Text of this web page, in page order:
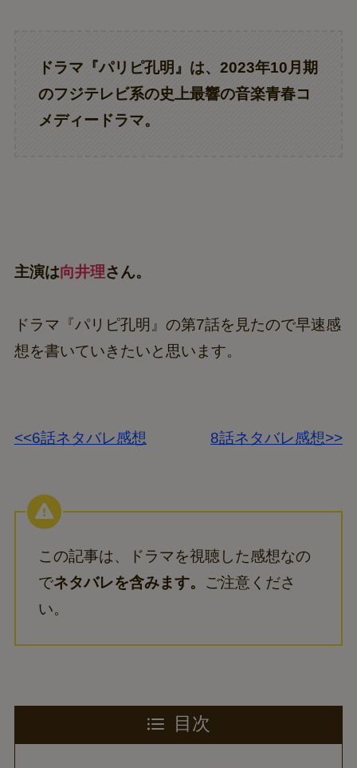
ドラマ『パリピ孔明』は、2023年10月期
のフジテレビ系の史上最響の音楽青春コ
メディードラマ。
主演は向井理さん。
ドラマ『パリピ孔明』の第7話を見たので早速感
想を書いていきたいと思います。
<<6話ネタバレ感想 8話ネタバレ感想>>
この記事は、ドラマを視聴した感想なの
でネタバレを含みます。 ご注意くださ
い。
目次